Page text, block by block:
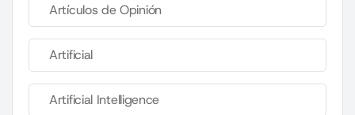
Artículos de Opinión
Artificial
Artificial Intelligence